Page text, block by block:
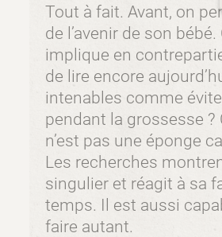
Tout à fait. Avant, on
de l’avenir de son
implique en
de lire encore
intenables comme
pendant la grossesse
n’est pas une éponge
Les recherches
singulier et réagit à sa
temps. Il est aussi
faire autant.